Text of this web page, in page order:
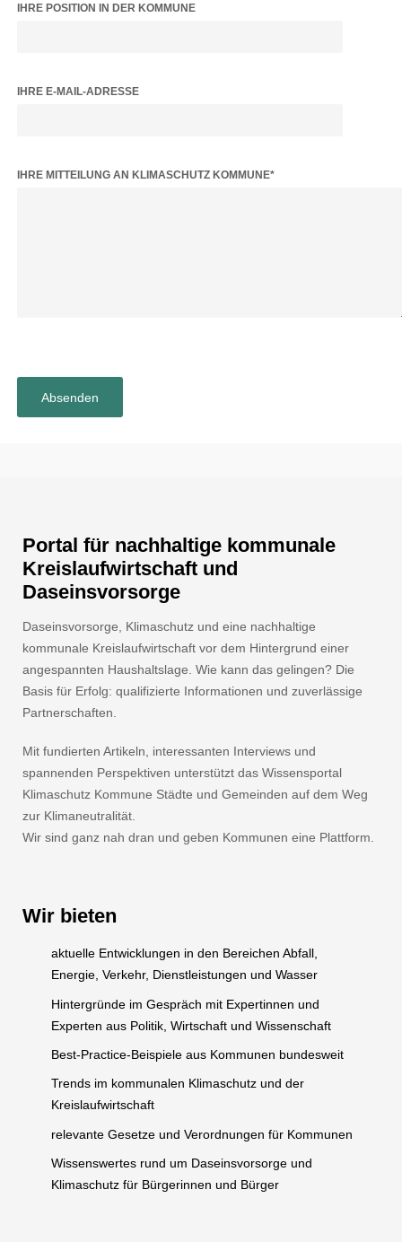
IHRE POSITION IN DER KOMMUNE
IHRE E-MAIL-ADRESSE
BITTE LASSE DIESES FELD LEER.
IHRE MITTEILUNG AN KLIMASCHUTZ KOMMUNE*
Portal für nachhaltige kommunale
Kreislaufwirtschaft und
Daseinsvorsorge
Daseinsvorsorge, Klimaschutz und eine nachhaltige
kommunale Kreislaufwirtschaft vor dem Hintergrund einer
angespannten Haushaltslage. Wie kann das gelingen? Die
Basis für Erfolg: qualifizierte Informationen und zuverlässige
Partnerschaften.
Mit fundierten Artikeln, interessanten Interviews und
spannenden Perspektiven unterstützt das Wissensportal
Klimaschutz Kommune Städte und Gemeinden auf dem Weg
zur Klimaneutralität.
Wir sind ganz nah dran und geben Kommunen eine Plattform.
Wir bieten
aktuelle Entwicklungen in den Bereichen Abfall,
Energie, Verkehr, Dienstleistungen und Wasser
Hintergründe im Gespräch mit Expertinnen und
Experten aus Politik, Wirtschaft und Wissenschaft
Best-Practice-Beispiele aus Kommunen bundesweit
Trends im kommunalen Klimaschutz und der
Kreislaufwirtschaft
relevante Gesetze und Verordnungen für Kommunen
Wissenswertes rund um Daseinsvorsorge und
Klimaschutz für Bürgerinnen und Bürger